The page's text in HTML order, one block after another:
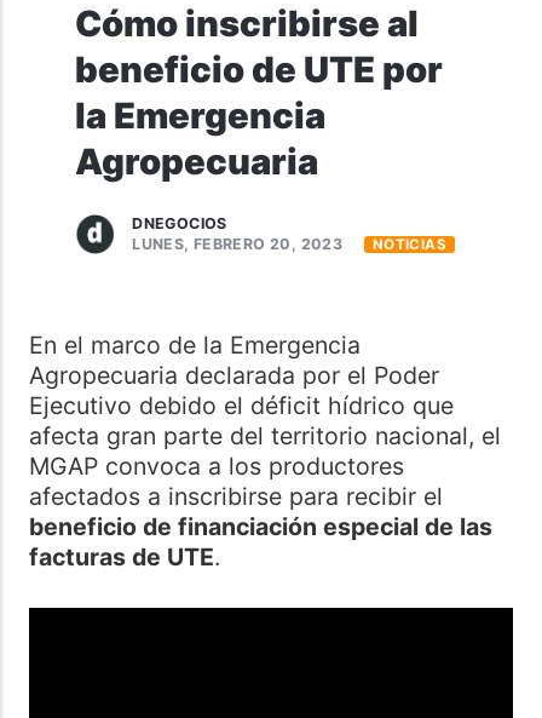
Cómo inscribirse al
beneficio de UTE por
la Emergencia
Agropecuaria
DNEGOCIOS
LUNES, FEBRERO 20, 2023
NOTICIAS
En el marco de la Emergencia
Agropecuaria declarada por el Poder
Ejecutivo debido el déficit hídrico que
afecta gran parte del territorio nacional, el
MGAP convoca a los productores
afectados a inscribirse para recibir el
beneficio de financiación especial de las
facturas de UTE.